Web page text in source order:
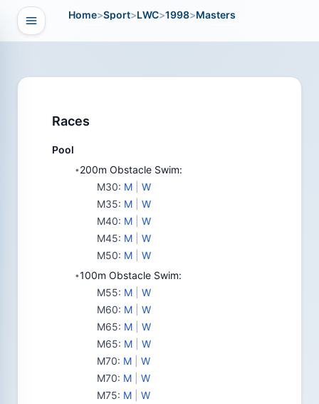
Open navigation
Home>Sport>LWC>1998>Masters
Races
Pool
•200m Obstacle Swim:
M30: M
W
M35: M
W
M40: M
W
M45: M
W
M50: M W
•100m Obstacle Swim:
M55: M
W
M60: M
W
M65: M
W
M65: M
W
M70: M
W
M70: M
W
M75: M W